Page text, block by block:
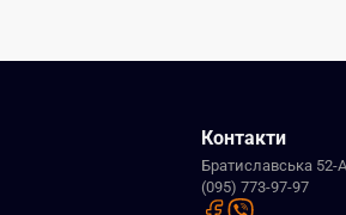
Контакти
Братиславська 52-
(095) 773-97-97